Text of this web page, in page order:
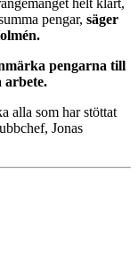
helt klart,
pengar, säger
pengarna till
arbete.
alla som har stöttat
Jonas